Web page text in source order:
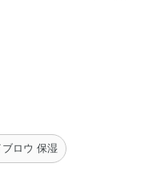
ブロウ 保湿